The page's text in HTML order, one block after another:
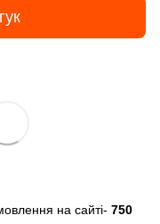
на сайті- 750